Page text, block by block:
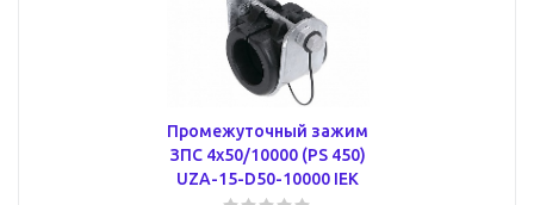
Промежуточный зажим
ЗПС 4х50/10000 (PS 450)
UZA-15-D50-10000 IEK